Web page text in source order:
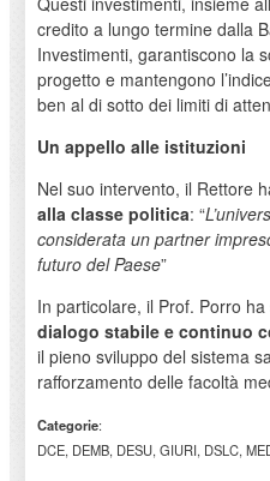
credito a lungo termine dalla
Investimenti, garantiscono la
progetto e mantengono
ben al di sotto dei limiti di
Un appello alle istituzioni
Nel suo intervento, il Rettore
alla classe politica: “
considerata un partner
futuro del Paese”
In particolare, il Prof. Porro
dialogo stabile e continuo
il pieno sviluppo del sistema
rafforzamento delle facoltà
Categorie:
DCE, DEMB, DESU, GIURI, DSLC,